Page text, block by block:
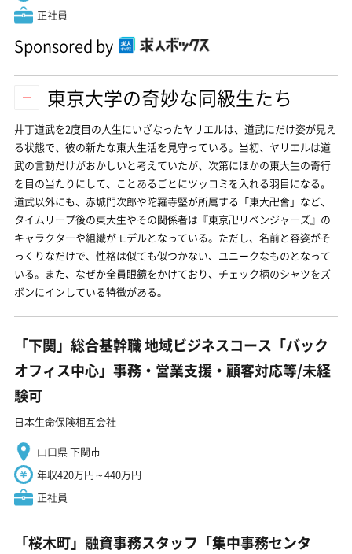
正社員
Sponsored by
東京大学の奇妙な同級生たち
井丁道武を2度目の人生にいざなったヤリエルは、道武にだけ姿が見え
る状態で、彼の新たな東大生活を見守っている。当初、ヤリエルは道
武の言動だけがおかしいと考えていたが、次第にほかの東大生の奇行
を目の当たりにして、ことあるごとにツッコミを入れる羽目になる。
道武以外にも、赤城門次郎や陀羅寺堅が所属する「東大卍會」など、
タイムリープ後の東大生やその関係者は『東京卍リベンジャーズ』の
キャラクターや組織がモデルとなっている。ただし、名前と容姿がそ
っくりなだけで、性格は似ても似つかない、ユニークなものとなって
いる。また、なぜか全員眼鏡をかけており、チェック柄のシャツをズ
ボンにインしている特徴がある。
「下関」総合基幹職 地域ビジネスコース「バック
オフィス中心」事務・営業支援・顧客対応等/未経
験可
日本生命保険相互会社
山口県 下関市
年収420万円～440万円
正社員
「桜木町」融資事務スタッフ「集中事務センタ